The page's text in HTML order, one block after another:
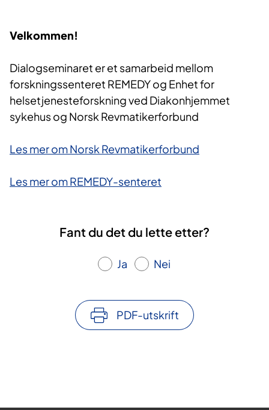
Velkommen!
Dialogseminaret er et samarbeid mellom
forskningssenteret REMEDY og Enhet for
helsetjenesteforskning ved Diakonhjemmet
sykehus og Norsk Revmatikerforbund
Les mer om Norsk Revmatikerforbund
Les mer om REMEDY-senteret
Fant du det du lette etter?
Ja Nei
PDF-utskrift